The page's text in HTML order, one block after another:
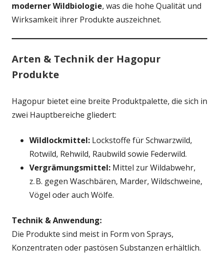
moderner Wildbiologie, was die hohe Qualität und
Wirksamkeit ihrer Produkte auszeichnet.
Arten & Technik der Hagopur
Produkte
Hagopur bietet eine breite Produktpalette, die sich in
zwei Hauptbereiche gliedert:
Wildlockmittel: Lockstoffe für Schwarzwild,
Rotwild, Rehwild, Raubwild sowie Federwild.
Vergrämungsmittel: Mittel zur Wildabwehr,
z. B. gegen Waschbären, Marder, Wildschweine,
Vögel oder auch Wölfe.
Technik & Anwendung:
Die Produkte sind meist in Form von Sprays,
Konzentraten oder pastösen Substanzen erhältlich.